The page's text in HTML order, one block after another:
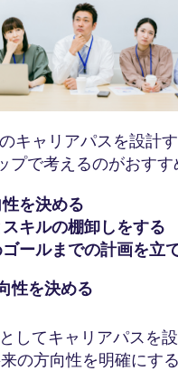
キャリアパスを設計す
プで考えるのがおすす
を決める
キルの棚卸しをする
ゴールまでの計画を立
性を決める
してキャリアパスを
の方向性を明確にす